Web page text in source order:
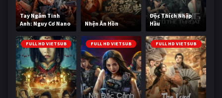
Tay Ngắm Tinh
Anh: Nguy Cơ Nano
Nhện Ăn Hồn
Độc Thích Nhập
Hầu
FULL HD VIETSUB FULL HD VIETSUB FULL HD VIETSUB